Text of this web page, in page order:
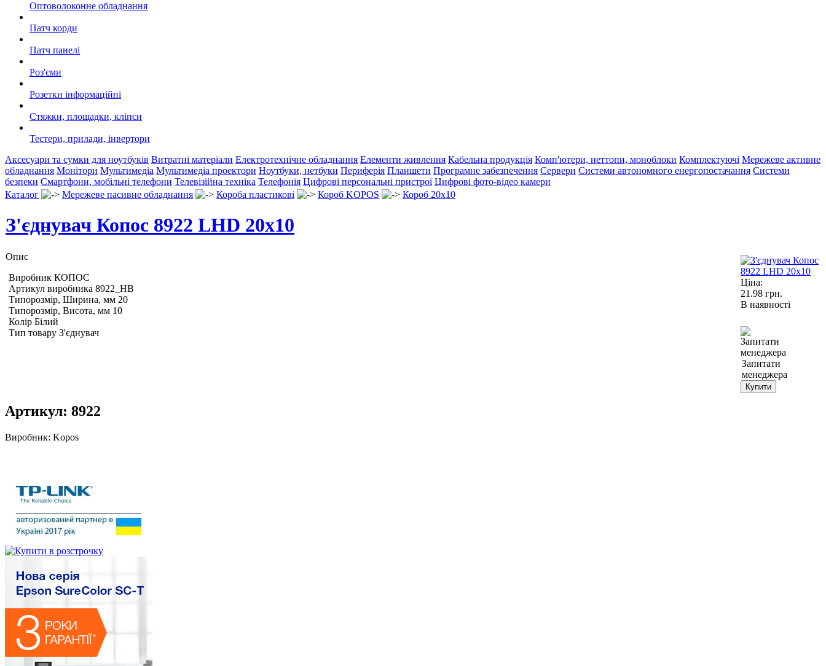
Оптоволоконне обладнання
Патч корди
Патч панелі
Роз'єми
Розетки інформаційні
Стяжки, площадки, кліпси
Тестери, прилади, інвертори
Аксесуари та сумки для ноутбуків Витратні матеріали Електротехнічне обладнання Елементи живлення Кабельна продукція Комп'ютери, неттопи, моноблоки Комплектуючі Мережеве активне
обладнання Монітори Мультимедіа Мультимедіа проектори Ноутбуки, нетбуки Периферія Планшети Програмне забезпечення Сервери Системи автономного енергопостачання Системи
безпеки Смартфони, мобільні телефони Телевізійна техніка Телефонія Цифрові персональні пристрої Цифрові фото-відео камери
Каталог
Мережеве пасивне обладнання Короба пластикові Короб KOPOS Короб 20x10
З'єднувач Копос 8922 LHD 20х10
Опис
Виробник КОПОС
Артикул виробника 8922_HB
Типорозмір, Ширина, мм 20
Типорозмір, Висота, мм 10
Колір Білий
Тип товару З'єднувач
Ціна:
21.98 грн.
В наявності
Запитати
менеджера
Купити
Артикул: 8922
Виробник: Kopos